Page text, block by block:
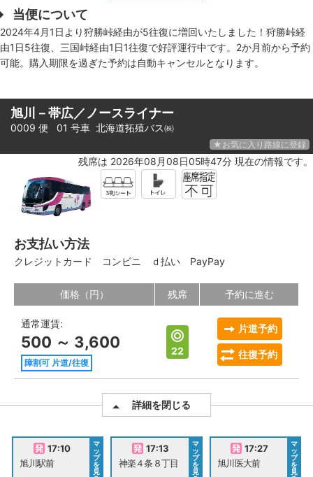
当便について
2024年4月1日より狩勝峠経由が5往復に増回いたしました！狩勝峠経
由1日5往復、三国峠経由1日1往復で好評運行中です。2か月前から予約
可能。購入期限を過ぎた予約は自動キャンセルとなります。
旭川－帯広／ノースライナー
0009 便 01 号車 北海道拓殖バス㈱
★お気に入り路線に登録
残席は 2026年08月08日05時47分 現在の情報です。
お支払い方法
クレジットカード コンビニ ｄ払い PayPay
価格（円） 残席 予約に進む
通常運賃:
500 ～ 3,600
障割可 片道/往復
22
片道予約
往復予約
詳細を閉じる
17:10
旭川駅前
マ
ッ
プ
を
見
17:13
神楽４条８丁目
マ
ッ
プ
を
見
17:27
旭川医大前
マ
ッ
プ
を
見